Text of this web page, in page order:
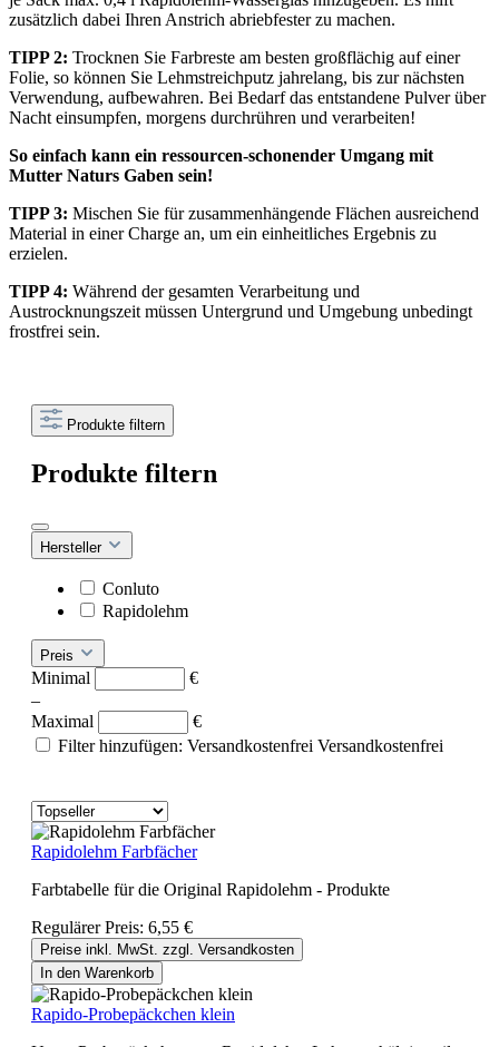
zusätzlich dabei Ihren Anstrich abriebfester zu machen.
TIPP 2: Trocknen Sie Farbreste am besten großflächig auf einer
Folie, so können Sie Lehmstreichputz jahrelang, bis zur nächsten
Verwendung, aufbewahren. Bei Bedarf das entstandene Pulver über
Nacht einsumpfen, morgens durchrühren und verarbeiten!
So einfach kann ein ressourcen-schonender Umgang mit
Mutter Naturs Gaben sein!
TIPP 3: Mischen Sie für zusammenhängende Flächen ausreichend
Material in einer Charge an, um ein einheitliches Ergebnis zu
erzielen.
TIPP 4: Während der gesamten Verarbeitung und
Austrocknungszeit müssen Untergrund und Umgebung unbedingt
frostfrei sein.
Produkte filtern
Produkte filtern
Hersteller
Conluto
Rapidolehm
Preis
Minimal
€
–
Maximal
€
Filter hinzufügen: Versandkostenfrei Versandkostenfrei
Rapidolehm Farbfächer
Farbtabelle für die Original Rapidolehm - Produkte
Regulärer Preis: 6,55 €
Preise inkl. MwSt. zzgl. Versandkosten
In den Warenkorb
Rapido-Probepäckchen klein